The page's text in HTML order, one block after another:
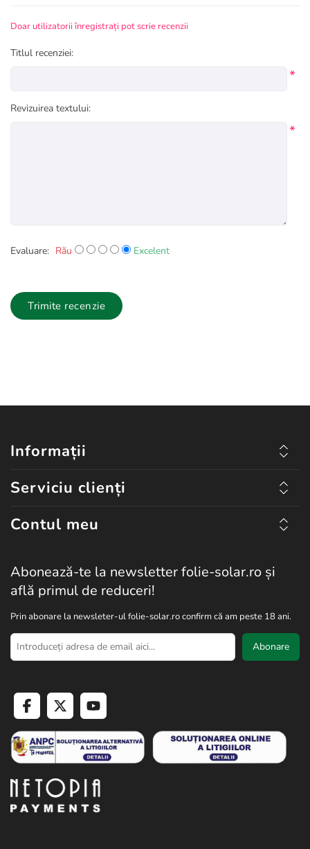
Doar utilizatorii înregistrați pot scrie recenzii
Titlul recenziei:
*
Revizuirea textului:
*
Evaluare: Rău Excelent
Trimite recenzie
Informații
Serviciu clienți
Contul meu
Abonează-te la newsletter folie-solar.ro și
află primul de reduceri!
Prin abonare la newsleter-ul folie-solar.ro confirm că am peste 18 ani.
Abonare